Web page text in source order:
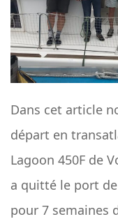
Dans cet article
départ en
Lagoon 450F de
a quitté le port
pour 7 semaines